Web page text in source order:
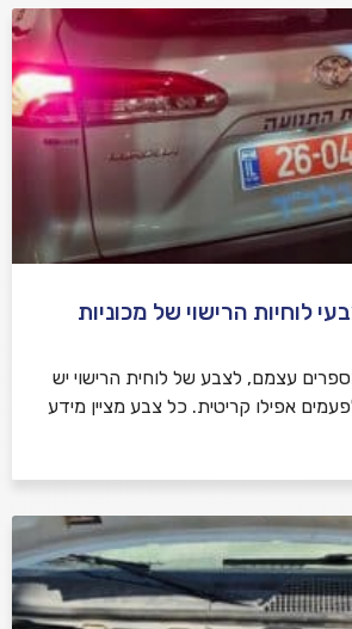
לוחיות הרישוי של מכוניות
עצמם, לצבע של לוחית הרישוי יש
אפילו קריטית. כל צבע מציין מידע